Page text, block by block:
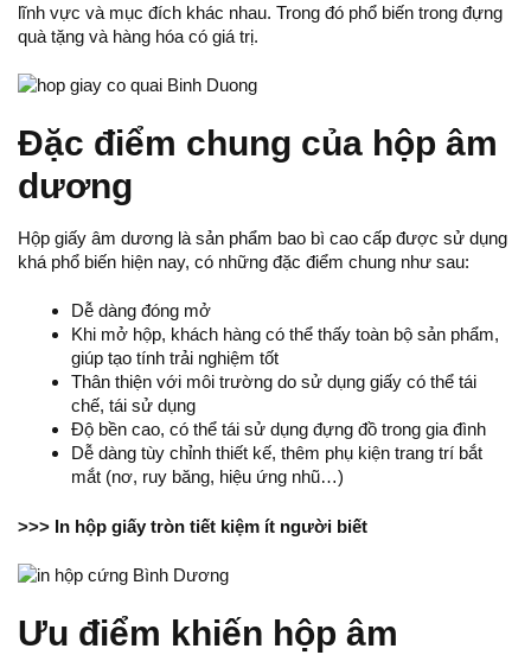
lĩnh vực và mục đích khác nhau. Trong đó phổ biến trong đựng
quà tặng và hàng hóa có giá trị.
Đặc điểm chung của hộp âm
dương
Hộp giấy âm dương là sản phẩm bao bì cao cấp được sử dụng
khá phổ biến hiện nay, có những đặc điểm chung như sau:
Dễ dàng đóng mở
Khi mở hộp, khách hàng có thể thấy toàn bộ sản phẩm,
giúp tạo tính trải nghiệm tốt
Thân thiện với môi trường do sử dụng giấy có thể tái
chế, tái sử dụng
Độ bền cao, có thể tái sử dụng đựng đồ trong gia đình
Dễ dàng tùy chỉnh thiết kế, thêm phụ kiện trang trí bắt
mắt (nơ, ruy băng, hiệu ứng nhũ…)
>>> In hộp giấy tròn tiết kiệm ít người biết
Ưu điểm khiến hộp âm